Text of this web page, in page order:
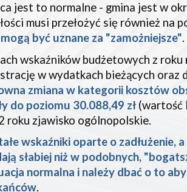
jest to normalne - gmina jest w
musi przełożyć się również na
być uznane za "zamożniejsze".
wskaźników budżetowych z roku
w wydatkach bieżących oraz
zmiana w kategorii kosztów
do poziomu 30.088,49 zł (wartość
roku zjawisko ogólnopolskie.
wskaźniki oparte o zadłużenie,
słabiej niż w podobnych,
normalna i należy dbać o to
.